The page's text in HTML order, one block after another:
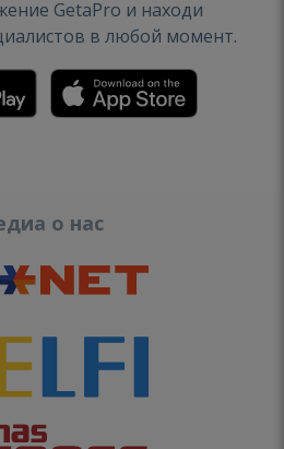
GetaPro и находи
в любой момент.
о нас